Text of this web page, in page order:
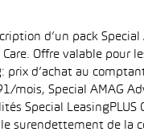
d’un pack
Offre valable
prix d’achat au
Special AMAG
Special
surendettement de